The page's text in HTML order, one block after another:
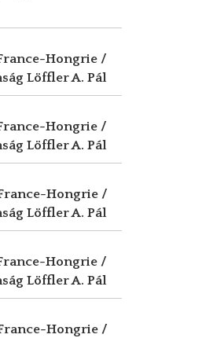
Hongrie /
Löffler A. Pál
Hongrie /
Löffler A. Pál
Hongrie /
Löffler A. Pál
Hongrie /
Löffler A. Pál
Hongrie /